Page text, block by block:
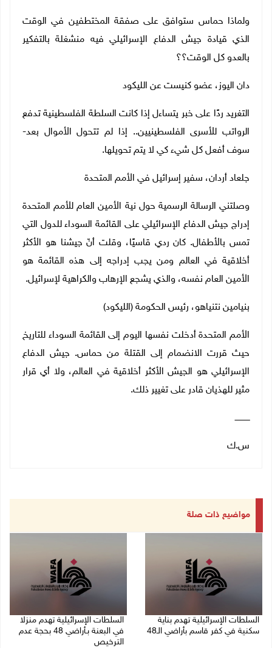
ولماذا حماس ستوافق على صفقة المختطفين في الوقت
الذي قيادة جيش الدفاع الإسرائيلي فيه منشغلة بالتفكير
بالعدو كل الوقت؟؟
دان اليوز، عضو كنيست عن الليكود
التغريد ردًا على خبر يتساءل إذا كانت السلطة الفلسطينية تدفع
الرواتب للأسرى الفلسطينيين.. إذا لم تتحول الأموال بعد-
سوف أفعل كل شيء كي لا يتم تحويلها.
جلعاد أردان، سفير إسرائيل في الأمم المتحدة
وصلتني الرسالة الرسمية حول نية الأمين العام للأمم المتحدة
إدراج جيش الدفاع الإسرائيلي على القائمة السوداء للدول التي
تمس بالأطفال. كان ردي قاسيًا، وقلت أنّ جيشنا هو الأكثر
أخلاقية في العالم ومن يجب إدراجه إلى هذه القائمة هو
الأمين العام نفسه، والذي يشجع الإرهاب والكراهية لإسرائيل.
بنيامين نتنياهو، رئيس الحكومة (الليكود)
الأمم المتحدة أدخلت نفسها اليوم إلى القائمة السوداء للتاريخ
حيث قررت الانضمام إلى القتلة من حماس. جيش الدفاع
الإسرائيلي هو الجيش الأكثر أخلاقية في العالم، ولا أي قرار
مثير للهذيان قادر على تغيير ذلك.
ــــــــــــ
س.ك
مواضيع ذات صلة
السلطات الإسرائيلية تهدم بناية
سكنية في كفر قاسم بأراضي الـ48
السلطات الإسرائيلية تهدم منزلا
في البعنة بـأراضي 48 بحجة عدم
الترخيص